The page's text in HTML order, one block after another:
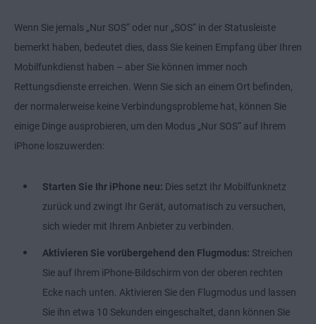
Wenn Sie jemals „Nur SOS“ oder nur „SOS“ in der Statusleiste
bemerkt haben, bedeutet dies, dass Sie keinen Empfang über Ihren
Mobilfunkdienst haben – aber Sie können immer noch
Rettungsdienste erreichen. Wenn Sie sich an einem Ort befinden,
der normalerweise keine Verbindungsprobleme hat, können Sie
einige Dinge ausprobieren, um den Modus „Nur SOS“ auf Ihrem
iPhone loszuwerden:
Starten Sie Ihr iPhone neu: Dies setzt Ihr Mobilfunknetz
zurück und zwingt Ihr Gerät, automatisch zu versuchen,
sich wieder mit Ihrem Anbieter zu verbinden.
Aktivieren Sie vorübergehend den Flugmodus: Streichen
Sie auf Ihrem iPhone-Bildschirm von der oberen rechten
Ecke nach unten. Aktivieren Sie den Flugmodus und lassen
Sie ihn etwa 10 Sekunden eingeschaltet, dann können Sie